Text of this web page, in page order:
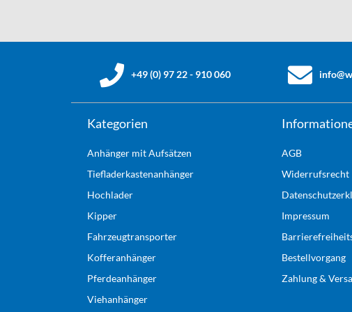
+49 (0) 97 22 - 910 060
Kategorien
Anhänger mit Aufsätzen
Tiefladerkastenanhänger
Hochlader
Kipper
Fahrzeugtransporter
Kofferanhänger
Pferdeanhänger
Viehanhänger
AGB
Widerrufsrecht
Impressum
Bestellvorgang
Zahlung &